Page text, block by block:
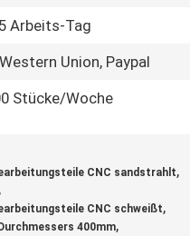
Arbeits-Tag
Union, Paypal
Stücke/Woche
CNC sandstrahlt,
,
CNC schweißt,
400mm,